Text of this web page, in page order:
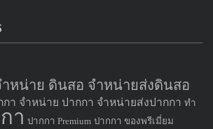
หน่าย ดินสอ จำหน่ายส่งดินสอ
กา จำหน่าย ปากกา จำหน่ายส่งปากกา ทำ
า ปากกา Premium ปากกา ของพรีเมี่ยม